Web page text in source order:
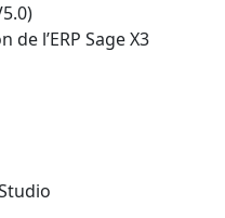
l’ERP Sage X3